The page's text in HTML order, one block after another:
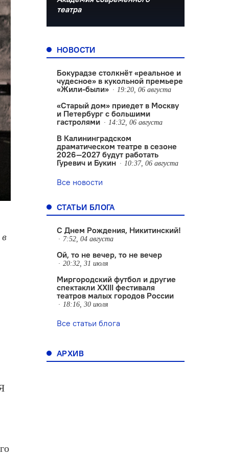
театра
НОВОСТИ
Бокурадзе столкнëт «реальное и
чудесное» в кукольной премьере
«Жили-были»
19:20, 06 августа
«Старый дом» приедет в Москву
и Петербург с большими
гастролями
14:32, 06 августа
В Калининградском
драматическом театре в сезоне
2026—2027 будут работать
Гуревич и Букин
10:37, 06 августа
Все новости
СТАТЬИ БЛОГА
С Днем Рождения, Никитинский!
7:52, 04 августа
Ой, то не вечер, то не вечер
20:32, 31 июля
Миргородский футбол и другие
спектакли XXIII фестиваля
театров малых городов России
18:16, 30 июля
Все статьи блога
АРХИВ